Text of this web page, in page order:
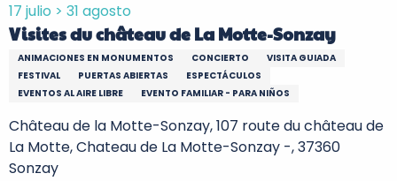
17 julio > 31 agosto
Visites du château de La Motte-Sonzay
ANIMACIONES EN MONUMENTOS CONCIERTO
VISITA GUIADA
FESTIVAL
PUERTAS ABIERTAS
ESPECTÁCULOS
EVENTOS AL AIRE LIBRE
EVENTO FAMILIAR - PARA NIÑOS
Château de la Motte-Sonzay, 107 route du château de
La Motte, Chateau de La Motte-Sonzay -, 37360
Sonzay